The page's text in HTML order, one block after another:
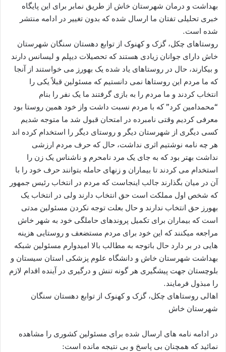
بهداشت و درمان شهرستان خاش از طریق نمابر برای این پایگاه
خبری تحلیلی تفتان ما ارسال شده که بدون تغییر در ادامه منتشر
شده است.
روستاهای چکل، گزک و کهنوک از توابع دهستان سنگان شهرستان
خاش دارای جوانان زیادی هستند که تحصیلات دیپلم و لیسانس دارند
و بیکارند، حال در روستاهای یاد شده یک بهورز می خواستند از آنجا
که ما مردم این روستاها نمی دانستیم که مسئولین قبلاً یکی را
انتخاب کردند و ما مردم را به بازی گرفتند ما یک نفر را بنام
“محمدامین کرد” که با مردم نسبت داشت واز خود همین روستا بود
معرفی کردیم وقتی نامبرده در امتحان قبول شد ما متوجه شدیم
کسی دیگری از شهرستان دیگر و روستای دیگر را استخدام کرده اند
هر چه نامه نوشتیم اثری نداشت، حال که حرف مردم ارزشی
نداشت بهتر بود که به جای یک مرد نامحرم و ناشناس یک زن را
استخدام می کردند تا بیماران و زنهای حامله بتوانند حرف خود را با
آن در میان بگذارند جالب اینجاست که مردم در انتخاب رئیس جمهور
که شخص اول مملکت است حق انتخاب دارند ولی در انتخاب یک
بهورز حق انتخاب ندارند و حال بعلت توجه نکردن مسئولین مدتی
است که بیماران برای تکمیل پروندهای حاملگی خود به شهر خاش
مراجعه میکنند که این خود برای مردم مستضعف و روستایی هزینه
هایی در بر دارد حال باتوجه به مطالب بالا امیدوارم مسئولین شبکه
بهداشت شهرستان خاش و دانشگاه علوم پزشکی استان سیستان و
بلوچستان جهت پیشگیری هر گونه تنش و درگیری در آینده اقدام لازم
را مبذول فرمایند.
اهالی روستاهای چکل، گزک و کهنوک از توابع دهستان سنگان
شهرستان خاش
در ادامه نامه های ارسال شده برای مسئولین کشوری را مشاهده
نمائید که همچنان بی پاسخ و بی نتیجه مانده است: